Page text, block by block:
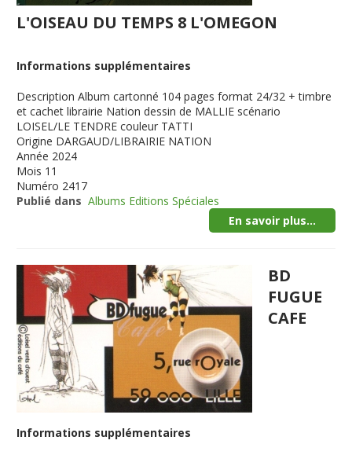
L'OISEAU DU TEMPS 8 L'OMEGON
Informations supplémentaires
Description Album cartonné 104 pages format 24/32 + timbre
et cachet librairie Nation dessin de MALLIE scénario
LOISEL/LE TENDRE couleur TATTI
Origine DARGAUD/LIBRAIRIE NATION
Année 2024
Mois 11
Numéro 2417
Publié dans Albums Editions Spéciales
En savoir plus...
BD
FUGUE
CAFE
Informations supplémentaires